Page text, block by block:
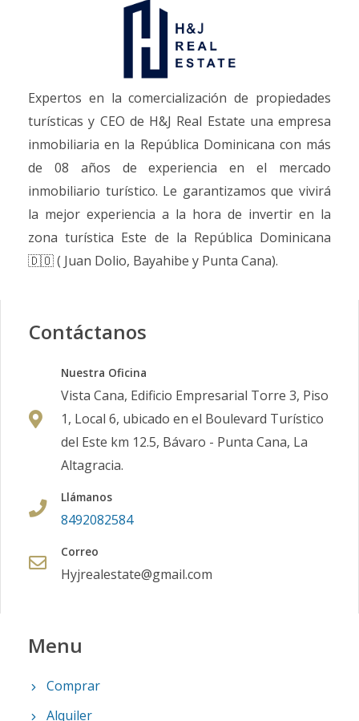
Expertos en la comercialización de propiedades
turísticas y CEO de H&J Real Estate una empresa
inmobiliaria en la República Dominicana con más
de 08 años de experiencia en el mercado
inmobiliario turístico. Le garantizamos que vivirá
la mejor experiencia a la hora de invertir en la
zona turística Este de la República Dominicana
🇩🇴 ( Juan Dolio, Bayahibe y Punta Cana).
Contáctanos
Nuestra Oficina
Vista Cana, Edificio Empresarial Torre 3, Piso
1, Local 6, ubicado en el Boulevard Turístico
del Este km 12.5, Bávaro - Punta Cana, La
Altagracia.
Llámanos
8492082584
Correo
Hyjrealestate@gmail.com
Menu
Comprar
Alquiler